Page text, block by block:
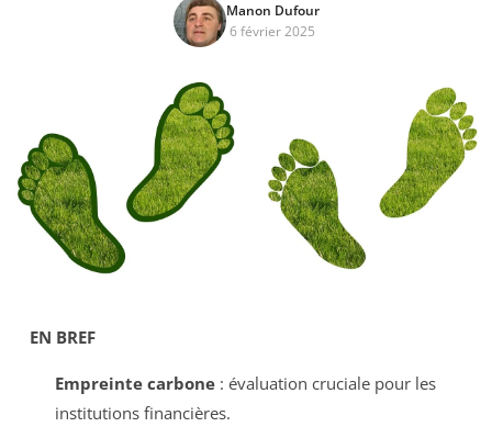
Manon Dufour
6 février 2025
EN BREF
Empreinte carbone: évaluation cruciale pour les
institutions financières.